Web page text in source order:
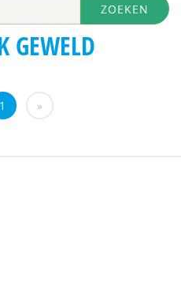
ZOEKEN
GEWELD
1 »